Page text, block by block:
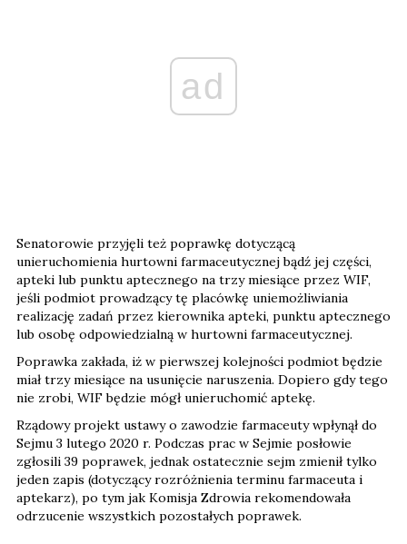
ad
Senatorowie przyjęli też poprawkę dotyczącą
unieruchomienia hurtowni farmaceutycznej bądź jej części,
apteki lub punktu aptecznego na trzy miesiące przez WIF,
jeśli podmiot prowadzący tę placówkę uniemożliwiania
realizację zadań przez kierownika apteki, punktu aptecznego
lub osobę odpowiedzialną w hurtowni farmaceutycznej.
Poprawka zakłada, iż w pierwszej kolejności podmiot będzie
miał trzy miesiące na usunięcie naruszenia. Dopiero gdy tego
nie zrobi, WIF będzie mógł unieruchomić aptekę.
Rządowy projekt ustawy o zawodzie farmaceuty wpłynął do
Sejmu 3 lutego 2020 r. Podczas prac w Sejmie posłowie
zgłosili 39 poprawek, jednak ostatecznie sejm zmienił tylko
jeden zapis (dotyczący rozróżnienia terminu farmaceuta i
aptekarz), po tym jak Komisja Zdrowia rekomendowała
odrzucenie wszystkich pozostałych poprawek.